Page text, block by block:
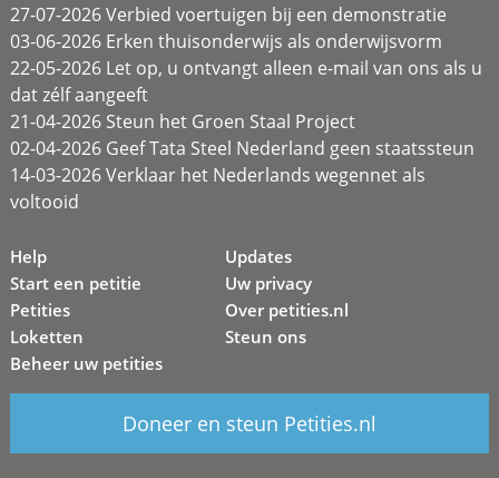
27-07-2026 Verbied voertuigen bij een demonstratie
03-06-2026 Erken thuisonderwijs als onderwijsvorm
22-05-2026 Let op, u ontvangt alleen e-mail van ons als u
dat zélf aangeeft
21-04-2026 Steun het Groen Staal Project
02-04-2026 Geef Tata Steel Nederland geen staatssteun
14-03-2026 Verklaar het Nederlands wegennet als
voltooid
Help
Start een petitie
Petities
Loketten
Beheer uw petities
Updates
Uw privacy
Over petities.nl
Steun ons
Doneer en steun Petities.nl